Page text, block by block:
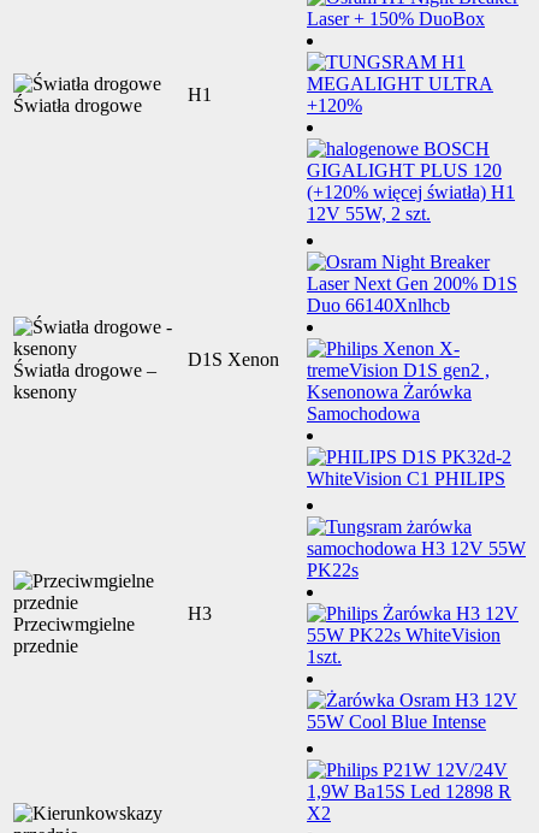
Światła drogowe
H1
Światła drogowe –
ksenony
D1S Xenon
Przeciwmgielne
przednie
H3